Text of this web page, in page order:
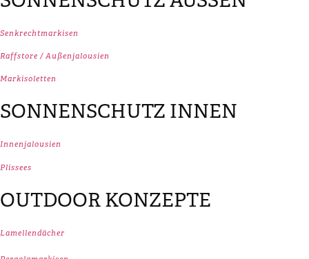
Senkrechtmarkisen
Raffstore / Außenjalousien
Markisoletten
SONNENSCHUTZ INNEN
Innenjalousien
Plissees
OUTDOOR KONZEPTE
Lamellendächer